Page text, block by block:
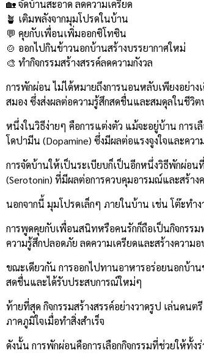
🏡 จัดบ้านสะอาด ลดความเครียด
🪴 เติมพลังจากมุมโปรดในบ้าน
💬 คุยกับเพื่อนเพิ่มออกซิโทซิน
🍲 ออกไปกินข้าวนอกบ้านสร้างบรรยากาศใหม่
🎨 ทำกิจกรรมสร้างสรรค์ลดความกังวล
การพักผ่อน ไม่ได้หมายถึงการนอนหลับเพียงอย่า
สมอง ซึ่งส่งผลต่อความรู้สึกสดชื่นและสมดุลในชีวิต
หนึ่งในวิธีง่ายๆ คือการแต่งตัว แม้จะอยู่บ้าน การ
โดปามีน (Dopamine) ซึ่งมีผลต่อแรงจูงใจและควา
การจัดบ้านให้เป็นระเบียบก็เป็นอีกหนึ่งวิธีพักผ่อ
(Serotonin) ที่มีผลต่อการควบคุมอารมณ์และสร้าง
นอกจากนี้ มุมโปรดเล็กๆ ภายในบ้าน เช่น โต๊ะทำ
การพูดคุยกับเพื่อนสนิทหรือคนรักก็ถือเป็นกิจกรร
ความรู้สึกปลอดภัย ลดความเครียดและสร้างความอ
ขณะเดียวกัน การออกไปทานอาหารอร่อยนอกบ้า
สดชื่นและได้รับประสบการณ์ใหม่ๆ
ท้ายที่สุด กิจกรรมสร้างสรรค์อย่างวาดรูป เล่นดน
ภาคภูมิใจเมื่อทำสิ่งสำเร็จ
ดังนั้น การพักผ่อนคือการเลือกกิจกรรมที่ช่วยให้ทั้ง